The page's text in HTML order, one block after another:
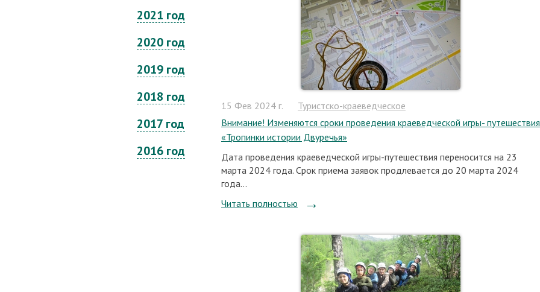
2021 год
2020 год
2019 год
2018 год
2017 год
2016 год
15 Фев 2024 г.
Туристско-краеведческое
Внимание! Изменяются сроки проведения краеведческой игры- путешествия
«Тропинки истории Двуречья»
Дата проведения краеведческой игры-путешествия переносится на 23
марта 2024 года. Срок приема заявок продлевается до 20 марта 2024
года...
Читать полностью